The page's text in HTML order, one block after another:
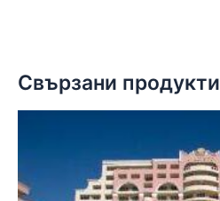
Свързани продукти